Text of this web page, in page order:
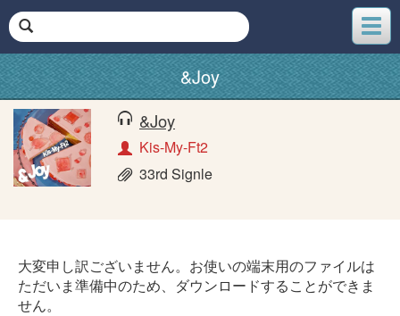
メ
ニ
ュ
ー
&Joy
&Joy
Kis-My-Ft2
33rd Signle
大変申し訳ございません。お使いの端末用のファイルは
ただいま準備中のため、ダウンロードすることができま
せん。